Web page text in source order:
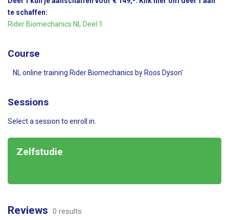
te schaffen:
Rider Biomechanics NL Deel 1
Course
NL online training Rider Biomechanics by Roos Dyson'
Sessions
Select a session to enroll in.
Zelfstudie
Reviews 0 results